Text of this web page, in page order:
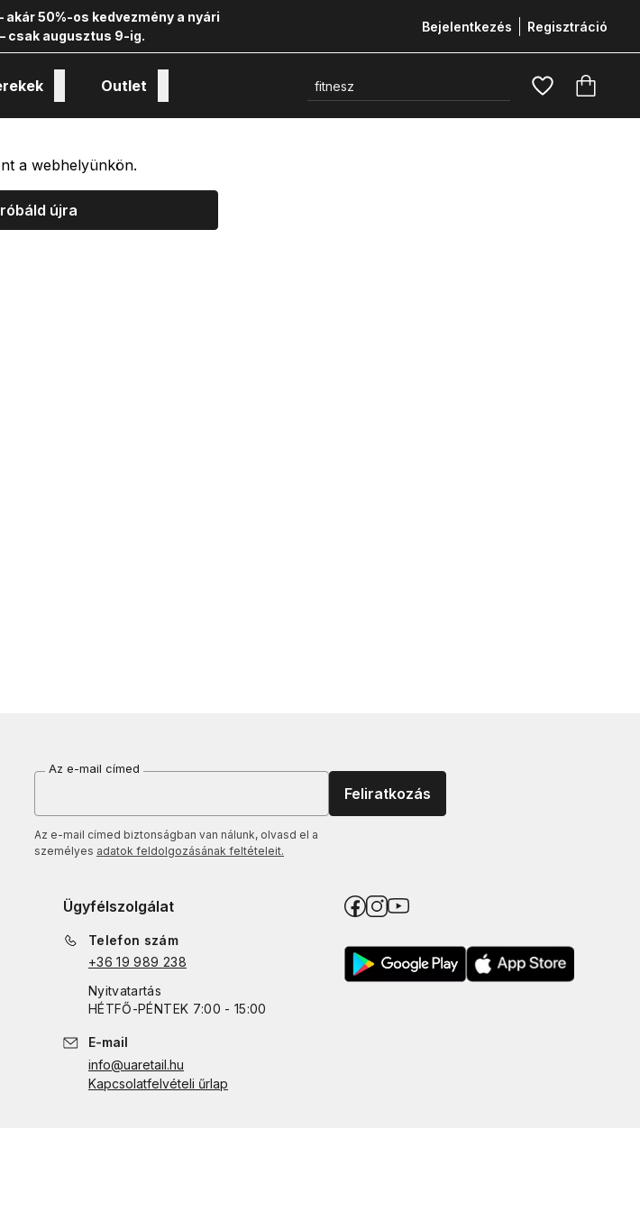
akár 50%-os kedvezmény a nyári
csak augusztus 9-ig.
Bejelentkezés Regisztráció
Outlet
a webhelyünkön.
újra
Az e-mail címed
Feliratkozás
Az e-mail címed biztonságban van nálunk, olvasd el a
személyes adatok feldolgozásának feltételeit.
Ügyfélszolgálat
Telefon szám
+36 19 989 238
Nyitvatartás
HÉTFŐ-PÉNTEK 7:00 - 15:00
E-mail
info@uaretail.hu
Kapcsolatfelvételi űrlap